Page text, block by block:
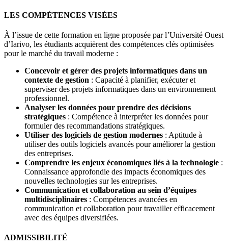
LES COMPÉTENCES VISÉES
À l’issue de cette formation en ligne proposée par l’Université Ouest
d’Iarivo, les étudiants acquièrent des compétences clés optimisées
pour le marché du travail moderne :
Concevoir et gérer des projets informatiques dans un
contexte de gestion : Capacité à planifier, exécuter et
superviser des projets informatiques dans un environnement
professionnel.
Analyser les données pour prendre des décisions
stratégiques : Compétence à interpréter les données pour
formuler des recommandations stratégiques.
Utiliser des logiciels de gestion modernes : Aptitude à
utiliser des outils logiciels avancés pour améliorer la gestion
des entreprises.
Comprendre les enjeux économiques liés à la technologie :
Connaissance approfondie des impacts économiques des
nouvelles technologies sur les entreprises.
Communication et collaboration au sein d’équipes
multidisciplinaires : Compétences avancées en
communication et collaboration pour travailler efficacement
avec des équipes diversifiées.
ADMISSIBILITÉ